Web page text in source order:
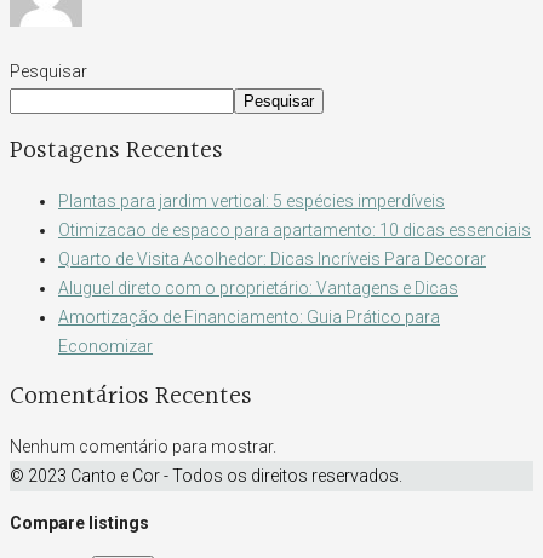
Pesquisar
Pesquisar
Postagens Recentes
Plantas para jardim vertical: 5 espécies imperdíveis
Otimizacao de espaco para apartamento: 10 dicas essenciais
Quarto de Visita Acolhedor: Dicas Incríveis Para Decorar
Aluguel direto com o proprietário: Vantagens e Dicas
Amortização de Financiamento: Guia Prático para
Economizar
Comentários Recentes
Nenhum comentário para mostrar.
© 2023 Canto e Cor - Todos os direitos reservados.
Compare listings